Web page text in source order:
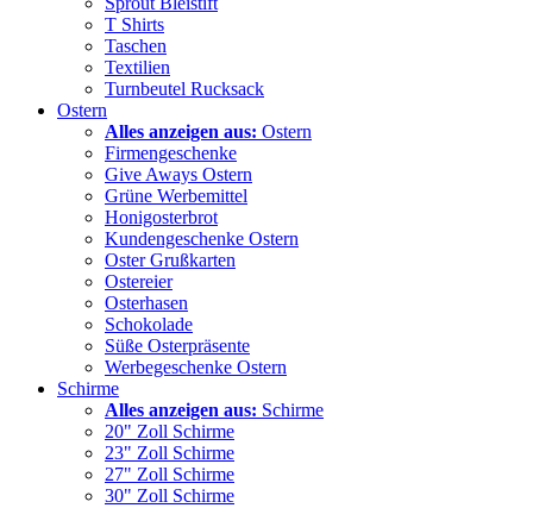
T Shirts
Taschen
Textilien
Turnbeutel Rucksack
Ostern
Alles anzeigen aus: Ostern
Firmengeschenke
Give Aways Ostern
Grüne Werbemittel
Honigosterbrot
Kundengeschenke Ostern
Oster Grußkarten
Ostereier
Osterhasen
Schokolade
Süße Osterpräsente
Werbegeschenke Ostern
Schirme
Alles anzeigen aus: Schirme
20" Zoll Schirme
23" Zoll Schirme
27" Zoll Schirme
30" Zoll Schirme